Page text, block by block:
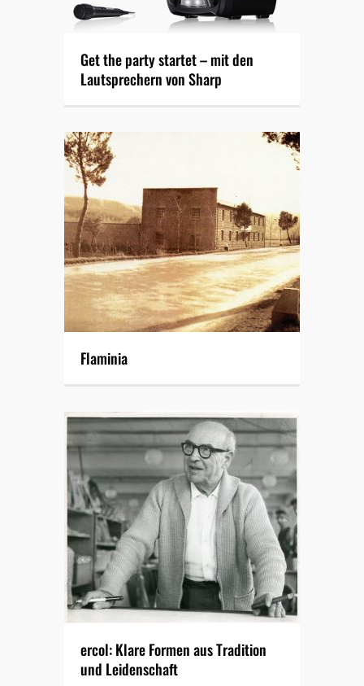
Get the party startet – mit den
Lautsprechern von Sharp
Flaminia
ercol: Klare Formen aus Tradition
und Leidenschaft